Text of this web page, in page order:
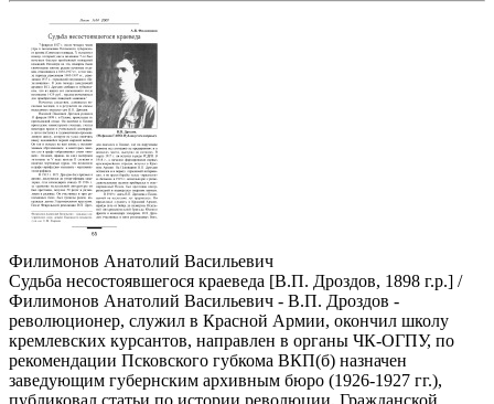
Филимонов Анатолий Васильевич
Судьба несостоявшегося краеведа [В.П. Дроздов, 1898 г.р.] /
Филимонов Анатолий Васильевич - В.П. Дроздов -
революционер, служил в Красной Армии, окончил школу
кремлевских курсантов, направлен в органы ЧК-ОГПУ, по
рекомендации Псковского губкома ВКП(б) назначен
заведующим губернским архивным бюро (1926-1927 гг.),